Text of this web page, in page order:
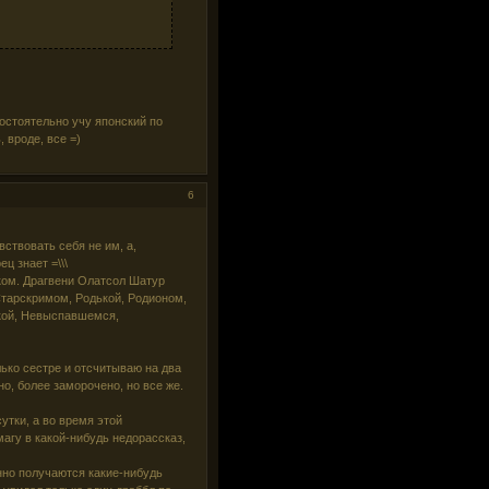
учу японский по
вроде, все =)
6
себя не им, а,
знает =\\\
Драгвени Олатсол Шатур
Родькой, Родионом,
Невыспавшемся,
сестре и отсчитываю на два
более заморочено, но все же.
а во время этой
в какой-нибудь недорассказ,
получаются какие-нибудь